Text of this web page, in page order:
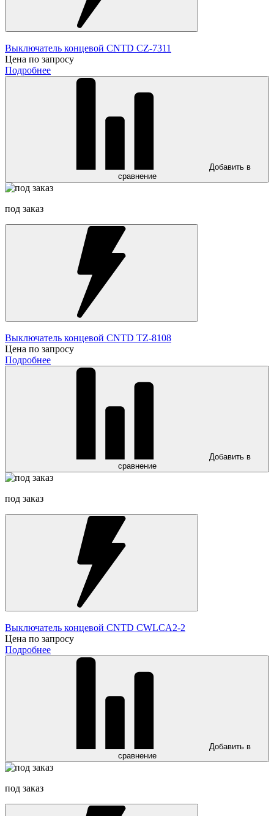
Выключатель концевой CNTD CZ-7311
Цена по запросу
Подробнее
Добавить в
сравнение
под заказ
Выключатель концевой CNTD TZ-8108
Цена по запросу
Подробнее
Добавить в
сравнение
под заказ
Выключатель концевой CNTD CWLCA2-2
Цена по запросу
Подробнее
Добавить в
сравнение
под заказ